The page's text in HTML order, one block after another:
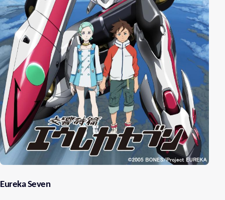
Eureka Seven